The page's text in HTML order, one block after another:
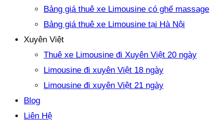
Bảng giá thuê xe Limousine có ghế massage
Bảng giá thuê xe Limousine tại Hà Nội
Xuyên Việt
Thuê xe Limousine đi Xuyên Việt 20 ngày
Limousine đi xuyên Việt 18 ngày
Limousine đi xuyên Việt 21 ngày
Blog
Liên Hệ